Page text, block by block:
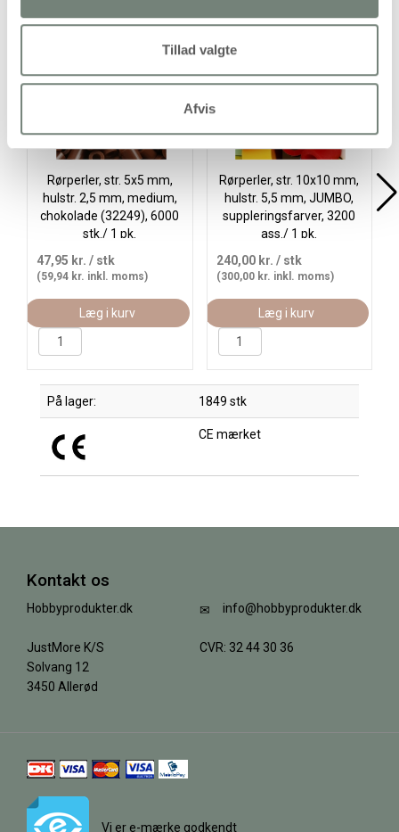
Tillad valgte
Afvis
Rørperler, str. 5x5 mm,
hulstr. 2,5 mm, medium,
chokolade (32249), 6000
stk./ 1 pk.
47,95 kr. / stk
(59,94 kr. inkl. moms)
Læg i kurv
Rørperler, str. 10x10 mm,
hulstr. 5,5 mm, JUMBO,
suppleringsfarver, 3200
ass./ 1 pk.
240,00 kr. / stk
(300,00 kr. inkl. moms)
Læg i kurv
På lager: 1849 stk
CE mærket
Kontakt os
Hobbyprodukter.dk
JustMore K/S
Solvang 12
3450 Allerød
info@hobbyprodukter.dk
CVR: 32 44 30 36
Vi er e-mærke godkendt